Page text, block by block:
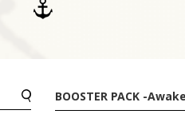
BOOSTER PACK -